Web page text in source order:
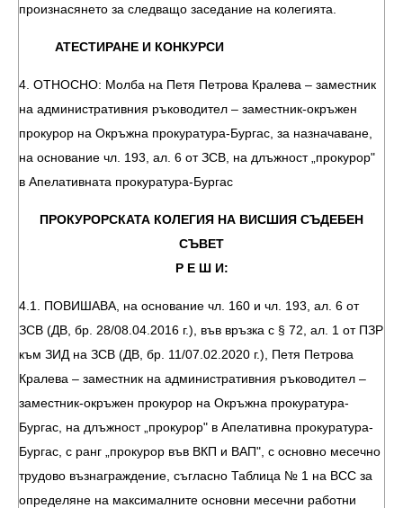
произнасянето за следващо заседание на колегията.
АТЕСТИРАНЕ И КОНКУРСИ
4. ОТНОСНО: Молба на Петя Петрова Кралева – заместник
на административния ръководител – заместник-окръжен
прокурор на Окръжна прокуратура-Бургас, за назначаване,
на основание чл. 193, ал. 6 от ЗСВ, на длъжност „прокурор"
в Апелативната прокуратура-Бургас
ПРОКУРОРСКАТА КОЛЕГИЯ НА ВИСШИЯ СЪДЕБЕН
СЪВЕТ
Р Е Ш И:
4.1. ПОВИШАВА, на основание чл. 160 и чл. 193, ал. 6 от
ЗСВ (ДВ, бр. 28/08.04.2016 г.), във връзка с § 72, ал. 1 от ПЗР
към ЗИД на ЗСВ (ДВ, бр. 11/07.02.2020 г.), Петя Петрова
Кралева – заместник на административния ръководител –
заместник-окръжен прокурор на Окръжна прокуратура-
Бургас, на длъжност „прокурор" в Апелативна прокуратура-
Бургас, с ранг „прокурор във ВКП и ВАП", с основно месечно
трудово възнаграждение, съгласно Таблица № 1 на ВСС за
определяне на максималните основни месечни работни